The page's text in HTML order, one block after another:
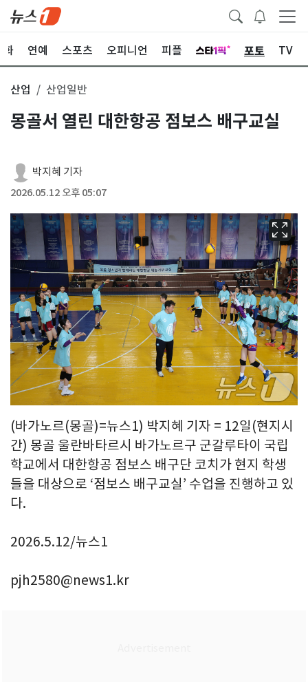
화 연예 스포츠 오피니언 피플 포토 TV
산업 산업일반
몽골서 열린 대한항공 점보스 배구교실
박지혜 기자
2026.05.12 오후 05:07
(바가노르(몽골)=뉴스1) 박지혜 기자 = 12일(현지시
간) 몽골 울란바타르시 바가노르구 군갈루타이 국립
학교에서 대한항공 점보스 배구단 코치가 현지 학생
들을 대상으로 ‘점보스 배구교실’ 수업을 진행하고 있
다.
2026.5.12/뉴스1
pjh2580@news1.kr